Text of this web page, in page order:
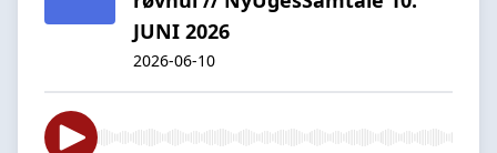
JUNI 2026
2026-06-10